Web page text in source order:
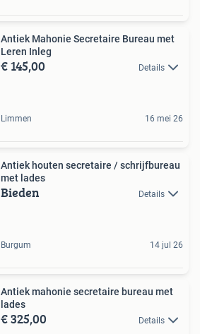
Antiek Mahonie Secretaire Bureau met
Leren Inleg
€ 145,00 Details
Limmen 16 mei 26
Antiek houten secretaire / schrijfbureau
met lades
Bieden Details
Burgum 14 jul 26
Antiek mahonie secretaire bureau met
lades
€ 325,00 Details